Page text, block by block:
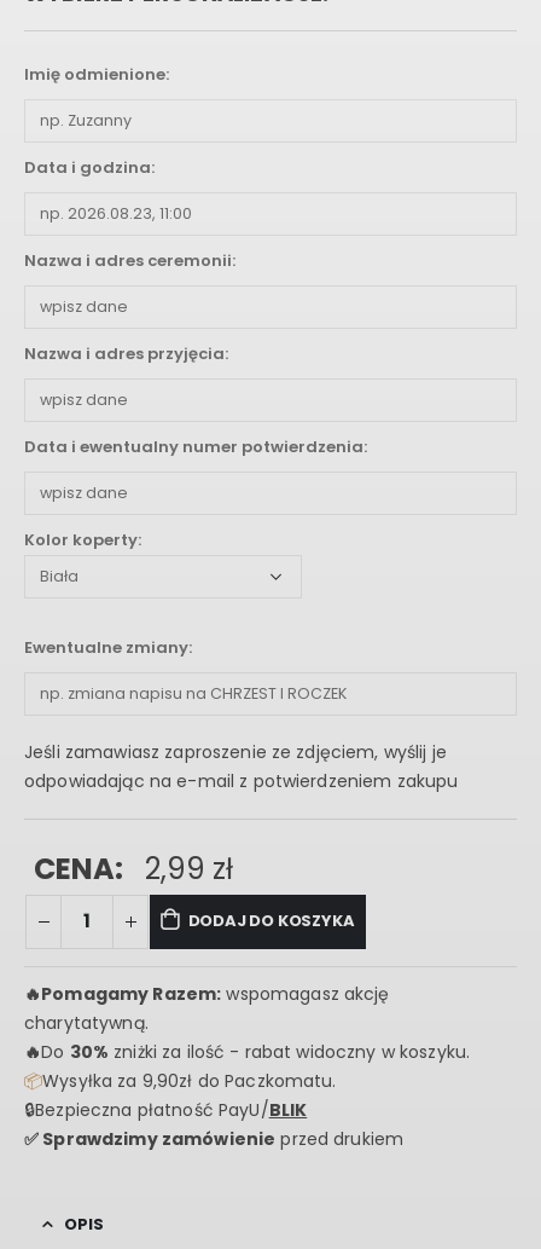
Imię odmienione:
Data i godzina:
Nazwa i adres ceremonii:
Nazwa i adres przyjęcia:
Data i ewentualny numer potwierdzenia:
Kolor koperty:
Ewentualne zmiany:
Jeśli zamawiasz zaproszenie ze zdjęciem, wyślij je
odpowiadając na e-mail z potwierdzeniem zakupu
CENA: 2,99 zł
DODAJ DO KOSZYKA
🔥Pomagamy Razem: wspomagasz akcję
charytatywną.
🔥Do 30% zniżki za ilość - rabat widoczny w koszyku.
📦Wysyłka za 9,90zł do Paczkomatu.
🔒Bezpieczna płatność PayU/BLIK
✅ Sprawdzimy zamówienie przed drukiem
OPIS